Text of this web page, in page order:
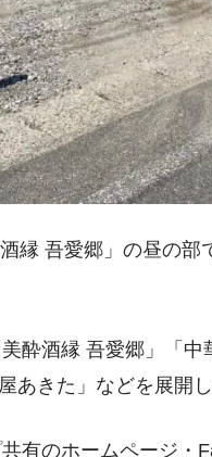
縁 吾愛郷」の昼の部
酔酒縁 吾愛郷」「中
あきた」などを展開
有のホームページ・